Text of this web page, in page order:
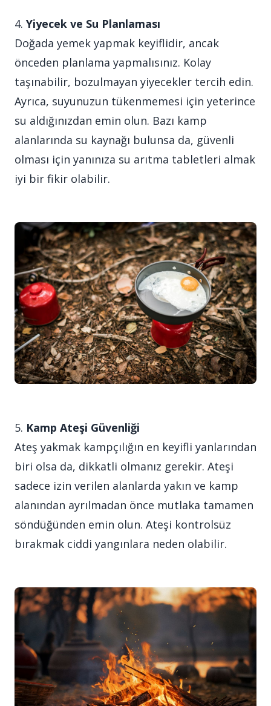
4. Yiyecek ve Su Planlaması
Doğada yemek yapmak keyiflidir, ancak
önceden planlama yapmalısınız. Kolay
taşınabilir, bozulmayan yiyecekler tercih edin.
Ayrıca, suyunuzun tükenmemesi için yeterince
su aldığınızdan emin olun. Bazı kamp
alanlarında su kaynağı bulunsa da, güvenli
olması için yanınıza su arıtma tabletleri almak
iyi bir fikir olabilir.
5. Kamp Ateşi Güvenliği
Ateş yakmak kampçılığın en keyifli yanlarından
biri olsa da, dikkatli olmanız gerekir. Ateşi
sadece izin verilen alanlarda yakın ve kamp
alanından ayrılmadan önce mutlaka tamamen
söndüğünden emin olun. Ateşi kontrolsüz
bırakmak ciddi yangınlara neden olabilir.